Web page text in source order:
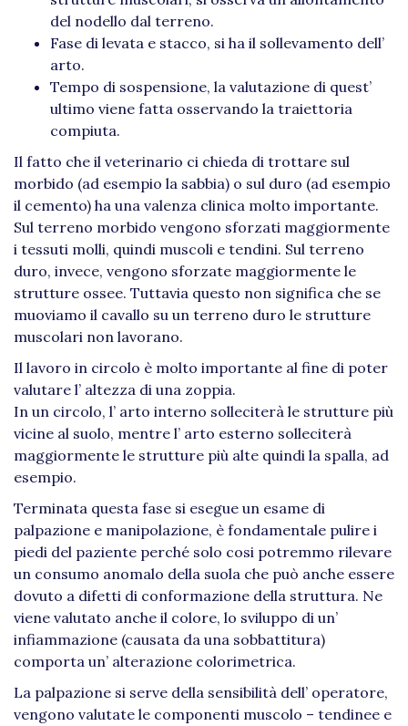
del nodello dal terreno.
Fase di levata e stacco, si ha il sollevamento dell’
arto.
Tempo di sospensione, la valutazione di quest’
ultimo viene fatta osservando la traiettoria
compiuta.
Il fatto che il veterinario ci chieda di trottare sul
morbido (ad esempio la sabbia) o sul duro (ad esempio
il cemento) ha una valenza clinica molto importante.
Sul terreno morbido vengono sforzati maggiormente
i tessuti molli, quindi muscoli e tendini. Sul terreno
duro, invece, vengono sforzate maggiormente le
strutture ossee. Tuttavia questo non significa che se
muoviamo il cavallo su un terreno duro le strutture
muscolari non lavorano.
Il lavoro in circolo è molto importante al fine di poter
valutare l’ altezza di una zoppia.
In un circolo, l’ arto interno solleciterà le strutture più
vicine al suolo, mentre l’ arto esterno solleciterà
maggiormente le strutture più alte quindi la spalla, ad
esempio.
Terminata questa fase si esegue un esame di
palpazione e manipolazione, è fondamentale pulire i
piedi del paziente perché solo cosi potremmo rilevare
un consumo anomalo della suola che può anche essere
dovuto a difetti di conformazione della struttura. Ne
viene valutato anche il colore, lo sviluppo di un’
infiammazione (causata da una sobbattitura)
comporta un’ alterazione colorimetrica.
La palpazione si serve della sensibilità dell’ operatore,
vengono valutate le componenti muscolo – tendinee e